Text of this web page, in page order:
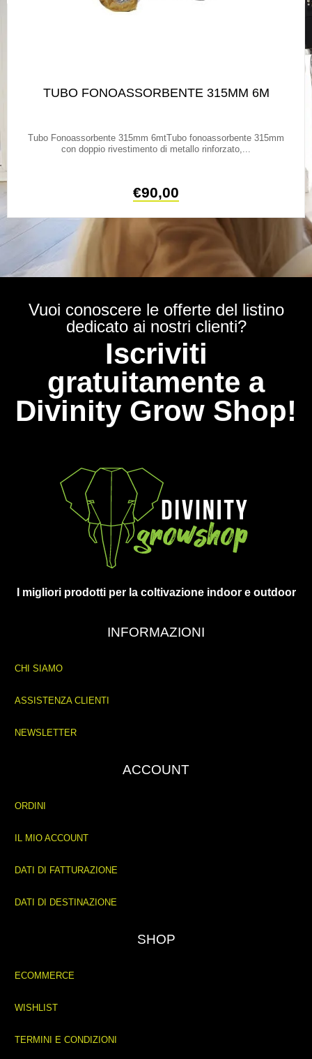
TUBO FONOASSORBENTE 315MM 6M
Tubo Fonoassorbente 315mm 6mtTubo fonoassorbente 315mm
con doppio rivestimento di metallo rinforzato,...
€90,00
Vuoi conoscere le offerte del listino
dedicato ai nostri clienti?
Iscriviti
gratuitamente a
Divinity Grow Shop!
I migliori prodotti per la coltivazione indoor e outdoor
INFORMAZIONI
CHI SIAMO
ASSISTENZA CLIENTI
NEWSLETTER
ACCOUNT
ORDINI
IL MIO ACCOUNT
DATI DI FATTURAZIONE
DATI DI DESTINAZIONE
SHOP
ECOMMERCE
WISHLIST
TERMINI E CONDIZIONI